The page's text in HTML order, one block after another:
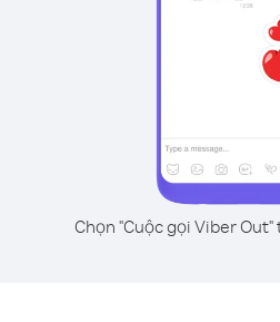
Chọn "Cuộc gọi Viber